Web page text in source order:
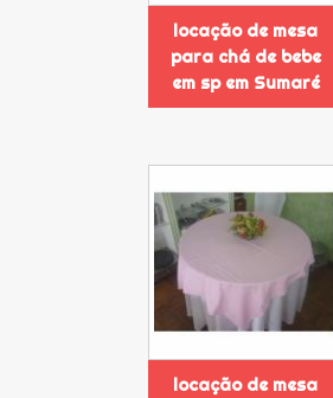
locação de mesa
para chá de bebe
em sp em Sumaré
locação de mesa